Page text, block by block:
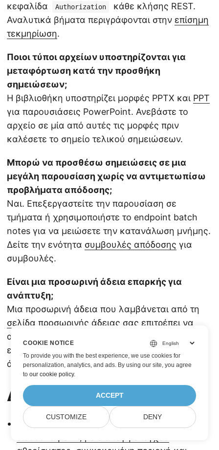
κεφαλίδα
Authorization
κάθε κλήσης REST.
Αναλυτικά βήματα περιγράφονται στην επίσημη
τεκμηρίωση.
Ποιοι τύποι αρχείων υποστηρίζονται για
μεταφόρτωση κατά την προσθήκη
σημειώσεων;
Η βιβλιοθήκη υποστηρίζει μορφές PPTX και PPT
για παρουσιάσεις PowerPoint. Ανεβάστε το
αρχείο σε μία από αυτές τις μορφές πριν
καλέσετε το σημείο τελικού σημειώσεων.
Μπορώ να προσθέσω σημειώσεις σε μια
μεγάλη παρουσίαση χωρίς να αντιμετωπίσω
προβλήματα απόδοσης;
Ναι. Επεξεργαστείτε την παρουσίαση σε
τμήματα ή χρησιμοποιήστε το endpoint batch
notes για να μειώσετε την κατανάλωση μνήμης.
Δείτε την ενότητα συμβουλές απόδοσης για
συμβουλές.
Είναι μια προσωρινή άδεια επαρκής για
ανάπτυξη;
Μια προσωρινή άδεια που λαμβάνεται από τη
σελίδα προσωρινής άδειας σας επιτρέπει να
αξιολογήσετε τη βιβλιοθήκη. Για παραγωγικές
εγκαταστάσεις χρειάζεστε πλήρη εμπορική
άδεια.
Διαβάστε Περισσότερα
Αναγνώριση Barcode από εξωτερική
COOKIE NOTICE
To provide you with the best experience, we use cookies for
personalization, analytics, and ads. By using our site, you agree
toour cookie policy.
ACCEPT
CUSTOMIZE DENY